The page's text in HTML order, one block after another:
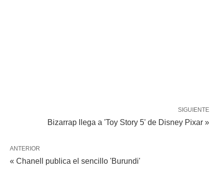
SIGUIENTE
Bizarrap llega a 'Toy Story 5' de Disney Pixar »
ANTERIOR
« Chanell publica el sencillo 'Burundi'